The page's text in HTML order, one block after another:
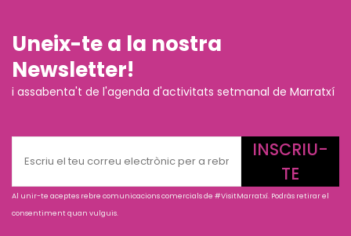
Uneix-te a la nostra
Newsletter!
i assabenta't de l'agenda d'activitats setmanal de Marratxí
INSCRIU-
TE
Al unir-te aceptes rebre comunicacions comercials de #VisitMarratxí. Podràs retirar el
consentiment quan vulguis.